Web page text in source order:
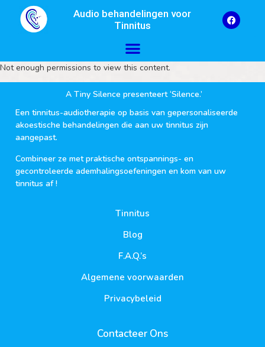
Audio behandelingen voor
Tinnitus
Not enough permissions to view this content.
A Tiny Silence presenteert ‘Silence.’
Een tinnitus-audiotherapie op basis van gepersonaliseerde
akoestische behandelingen die aan uw tinnitus zijn
aangepast.
Combineer ze met praktische ontspannings- en
gecontroleerde ademhalingsoefeningen en kom van uw
tinnitus af !
Tinnitus
Blog
F.A.Q.’s
Algemene voorwaarden
Privacybeleid
Contacteer Ons